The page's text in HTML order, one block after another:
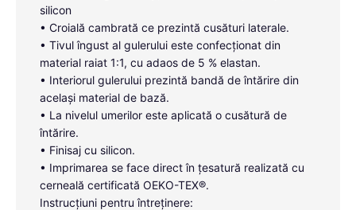
silicon
• Croială cambrată ce prezintă cusături laterale.
• Tivul îngust al gulerului este confecționat din
material raiat 1:1, cu adaos de 5 % elastan.
• Interiorul gulerului prezintă bandă de întărire din
același material de bază.
• La nivelul umerilor este aplicată o cusătură de
întărire.
• Finisaj cu silicon.
• Imprimarea se face direct în țesatură realizată cu
cerneală certificată OEKO-TEX®.
Instrucțiuni pentru întreținere: